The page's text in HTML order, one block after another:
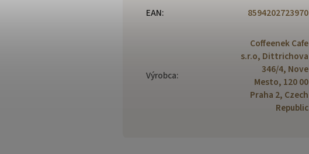
EAN: 8594202723970
Výrobca:
Coffeenek Cafe
s.r.o, Dittrichova
346/4, Nove
Mesto, 120 00
Praha 2, Czech
Republic